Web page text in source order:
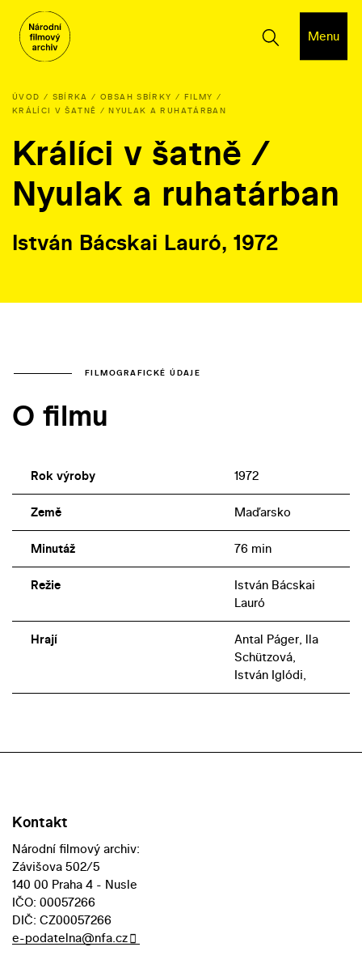
Menu
ÚVOD SBÍRKA OBSAH SBÍRKY
FILMY
KRÁLÍCI V ŠATNĚ / NYULAK A RUHATÁRBAN
Králíci v šatně /
Nyulak a ruhatárban
István Bácskai Lauró, 1972
FILMOGRAFICKÉ ÚDAJE
O filmu
Rok výroby 1972
Země Maďarsko
Minutáž 76 min
Režie
István Bácskai
Lauró
Hrají
Antal Páger, lla
Schützová,
István Iglódi,
Kontakt
Národní filmový archiv:
Závišova 502/5
140 00 Praha 4 - Nusle
IČO: 00057266
DIČ: CZ00057266
e-podatelna@nfa.cz